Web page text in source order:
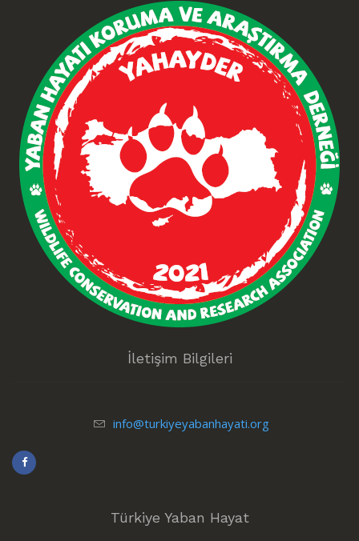
İletişim Bilgileri
info@turkiyeyabanhayati.org
Türkiye Yaban Hayat